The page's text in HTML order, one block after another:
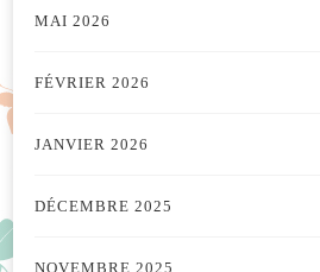
MAI 2026
FÉVRIER 2026
JANVIER 2026
DÉCEMBRE 2025
NOVEMBRE 2025